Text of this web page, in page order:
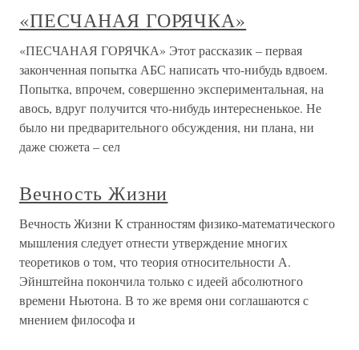
«ПЕСЧАНАЯ ГОРЯЧКА»
«ПЕСЧАНАЯ ГОРЯЧКА» Этот рассказик – первая
законченная попытка АБС написать что-нибудь вдвоем.
Попытка, впрочем, совершенно экспериментальная, на
авось, вдруг получится что-нибудь интересненькое. Не
было ни предварительного обсуждения, ни плана, ни
даже сюжета – сел
Вечность Жизни
Вечность Жизни К странностям физико-математического
мышления следует отнести утверждение многих
теоретиков о том, что теория относительности А.
Эйнштейна покончила только с идеей абсолютного
времени Ньютона. В то же время они соглашаются с
мнением философа и